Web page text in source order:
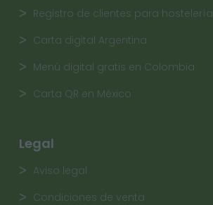
Registro de clientes para hostelería
Carta digital Argentina
Menú digital gratis en Colombia
Carta QR en México
Legal
Aviso legal
Condiciones de venta